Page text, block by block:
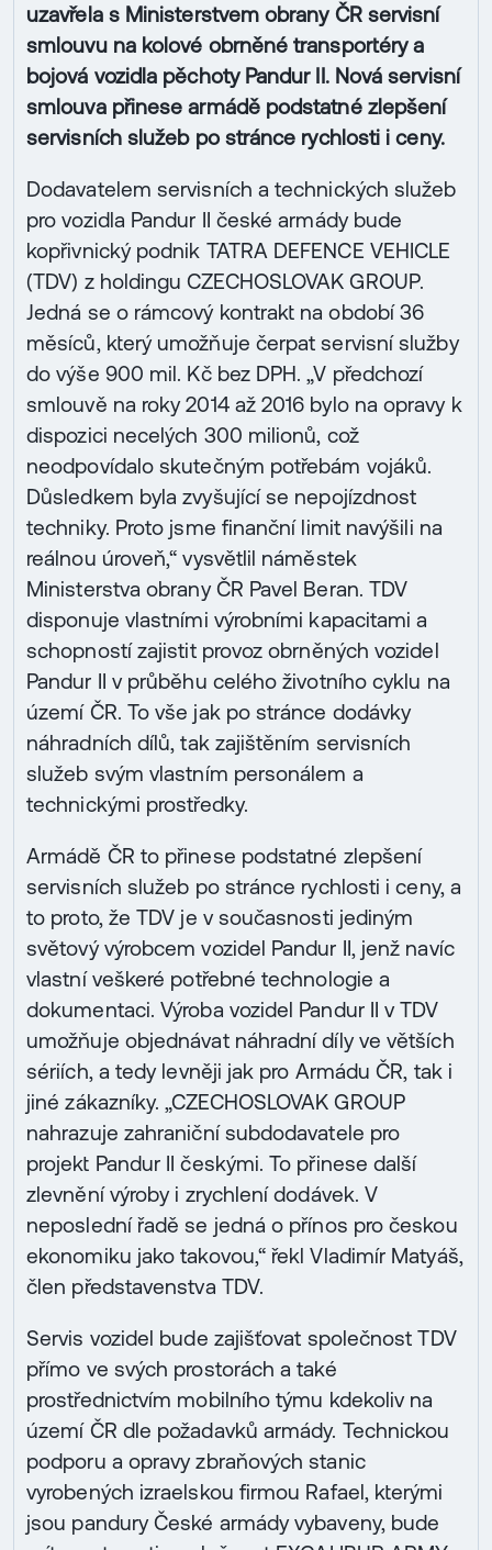
uzavřela s Ministerstvem obrany ČR servisní
smlouvu na kolové obrněné transportéry a
bojová vozidla pěchoty Pandur II. Nová servisní
smlouva přinese armádě podstatné zlepšení
servisních služeb po stránce rychlosti i ceny.
Dodavatelem servisních a technických služeb
pro vozidla Pandur II české armády bude
kopřivnický podnik TATRA DEFENCE VEHICLE
(TDV) z holdingu CZECHOSLOVAK GROUP.
Jedná se o rámcový kontrakt na období 36
měsíců, který umožňuje čerpat servisní služby
do výše 900 mil. Kč bez DPH. „V předchozí
smlouvě na roky 2014 až 2016 bylo na opravy k
dispozici necelých 300 milionů, což
neodpovídalo skutečným potřebám vojáků.
Důsledkem byla zvyšující se nepojízdnost
techniky. Proto jsme finanční limit navýšili na
reálnou úroveň,“ vysvětlil náměstek
Ministerstva obrany ČR Pavel Beran. TDV
disponuje vlastními výrobními kapacitami a
schopností zajistit provoz obrněných vozidel
Pandur II v průběhu celého životního cyklu na
území ČR. To vše jak po stránce dodávky
náhradních dílů, tak zajištěním servisních
služeb svým vlastním personálem a
technickými prostředky.
Armádě ČR to přinese podstatné zlepšení
servisních služeb po stránce rychlosti i ceny, a
to proto, že TDV je v současnosti jediným
světový výrobcem vozidel Pandur II, jenž navíc
vlastní veškeré potřebné technologie a
dokumentaci. Výroba vozidel Pandur II v TDV
umožňuje objednávat náhradní díly ve větších
sériích, a tedy levněji jak pro Armádu ČR, tak i
jiné zákazníky. „CZECHOSLOVAK GROUP
nahrazuje zahraniční subdodavatele pro
projekt Pandur II českými. To přinese další
zlevnění výroby i zrychlení dodávek. V
neposlední řadě se jedná o přínos pro českou
ekonomiku jako takovou,“ řekl Vladimír Matyáš,
člen představenstva TDV.
Servis vozidel bude zajišťovat společnost TDV
přímo ve svých prostorách a také
prostřednictvím mobilního týmu kdekoliv na
území ČR dle požadavků armády. Technickou
podporu a opravy zbraňových stanic
vyrobených izraelskou firmou Rafael, kterými
jsou pandury České armády vybaveny, bude